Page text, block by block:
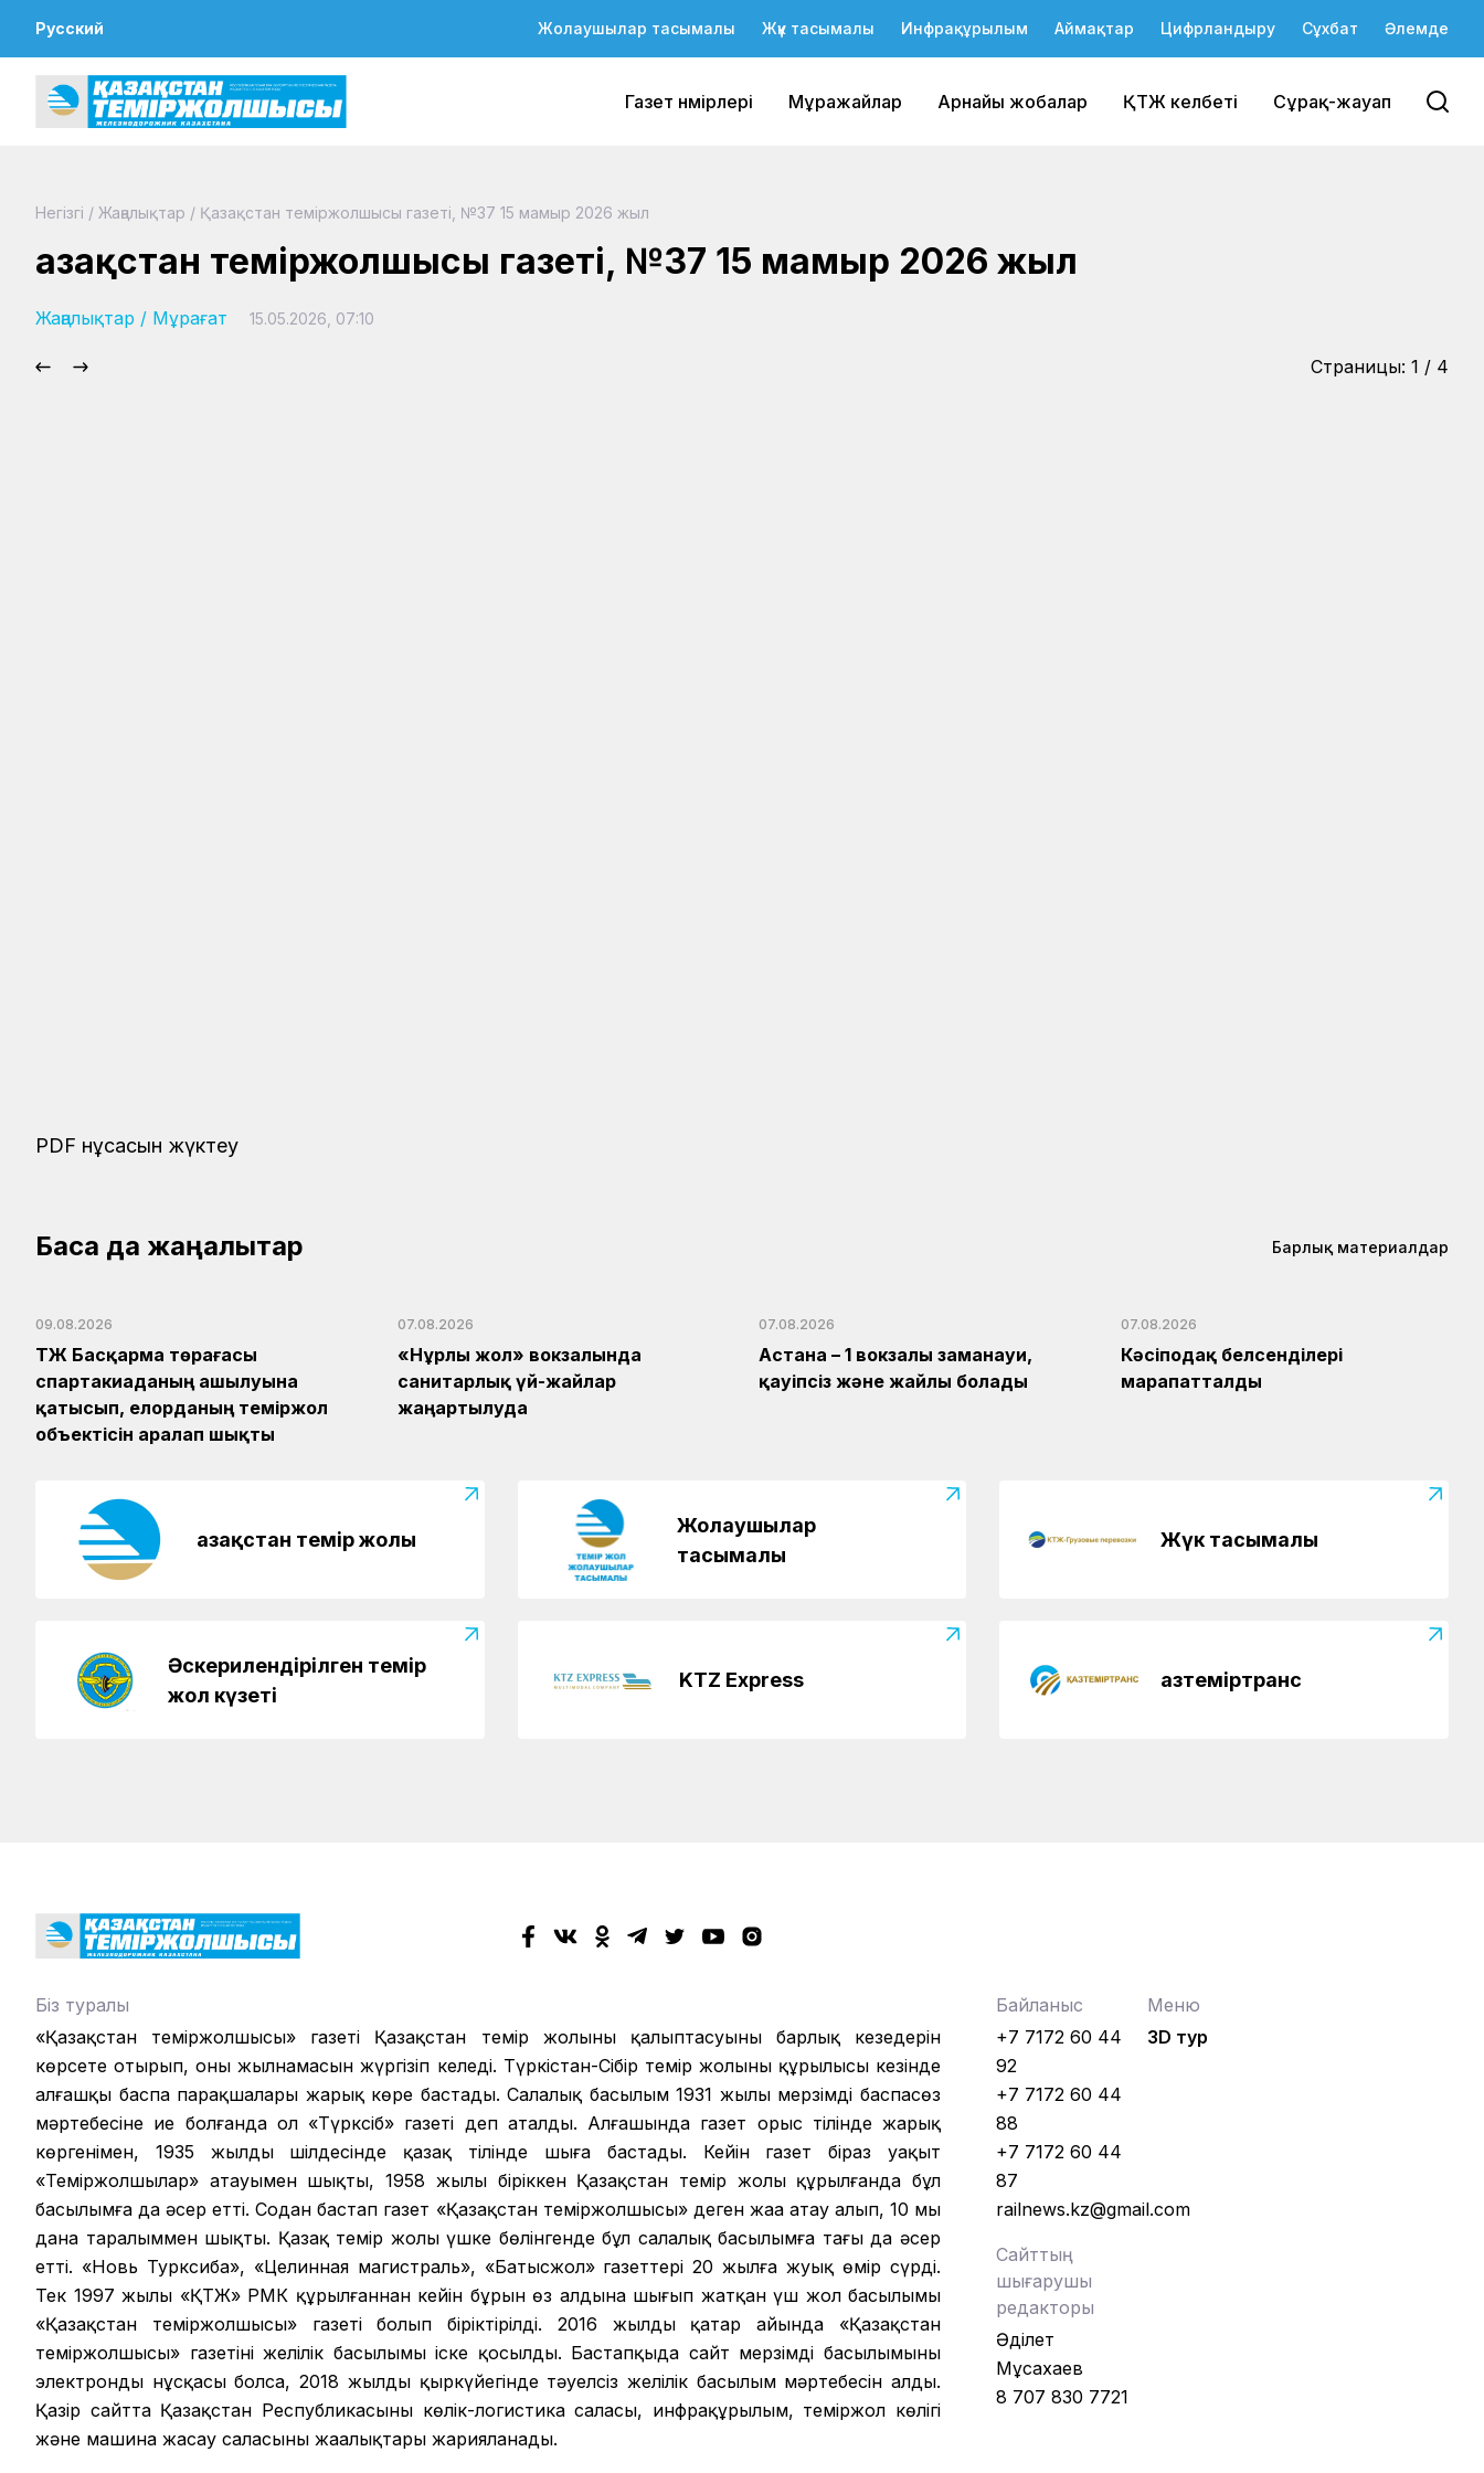
Русский Жолаушылар тасымалы Жүк тасымалы Инфрақұрылым Аймақтар Цифрландыру Сұхбат Әлемде
Газет нөмірлері Мұражайлар Арнайы жобалар ҚТЖ келбеті Сұрақ-жауап
Негізгі / Жаңалықтар / Қазақстан теміржолшысы газеті, №37 15 мамыр 2026 жыл
Қазақстан теміржолшысы газеті, №37 15 мамыр 2026 жыл
Жаңалықтар / Мұрағат 15.05.2026, 07:10
Страницы: 1 / 4
PDF нұсқасын жүктеу
Басқа да жаңалықтар Барлық материалдар
09.08.2026
ҚТЖ Басқарма төрағасы
спартакиаданың ашылуына
қатысып, елорданың теміржол
объектісін аралап шықты
07.08.2026
«Нұрлы жол» вокзалында
санитарлық үй-жайлар
жаңартылуда
07.08.2026
Астана – 1 вокзалы заманауи,
қауіпсіз және жайлы болады
07.08.2026
Кәсіподақ белсенділері
марапатталды
Қазақстан темір жолы
Жолаушылар
тасымалы
Жүк тасымалы
Әскерилендірілген темір
жол күзеті
KTZ Express Қазтеміртранс
Біз туралы
«Қазақстан теміржолшысы» газеті Қазақстан темір жолының қалыптасуының барлық кезеңдерін
көрсете отырып, оның жылнамасын жүргізіп келеді. Түркістан-Сібір темір жолының құрылысы кезінде
алғашқы баспа парақшалары жарық көре бастады. Салалық басылым 1931 жылы мерзімді баспасөз
мәртебесіне ие болғанда ол «Түрксіб» газеті деп аталды. Алғашында газет орыс тілінде жарық
көргенімен, 1935 жылдың шілдесінде қазақ тілінде шыға бастады. Кейін газет біраз уақыт
«Теміржолшылар» атауымен шықты, 1958 жылы біріккен Қазақстан темір жолы құрылғанда бұл
басылымға да әсер етті. Содан бастап газет «Қазақстан теміржолшысы» деген жаңа атау алып, 10 мың
дана таралыммен шықты. Қазақ темір жолы үшке бөлінгенде бұл салалық басылымға тағы да әсер
етті. «Новь Турксиба», «Целинная магистраль», «Батысжол» газеттері 20 жылға жуық өмір сүрді.
Тек 1997 жылы «ҚТЖ» РМК құрылғаннан кейін бұрын өз алдына шығып жатқан үш жол басылымы
«Қазақстан теміржолшысы» газеті болып біріктірілді. 2016 жылдың қаңтар айында «Қазақстан
теміржолшысы» газетінің желілік басылымы іске қосылды. Бастапқыда сайт мерзімді басылымының
электронды нұсқасы болса, 2018 жылдың қыркүйегінде тәуелсіз желілік басылым мәртебесін алды.
Қазір сайтта Қазақстан Республикасының көлік-логистика саласы, инфрақұрылым, теміржол көлігі
және машина жасау саласының жаңалықтары жарияланады.
Байланыс
+7 7172 60 44
92
+7 7172 60 44
88
+7 7172 60 44
87
railnews.kz@gmail.com
Сайттың
шығарушы
редакторы
Әділет
Мұсахаев
8 707 830 7721
Меню
3D тур